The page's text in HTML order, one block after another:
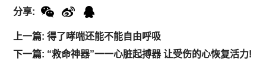
上一篇: 得了哮喘还能不能自由呼吸
下一篇: “救命神器”一一心脏起搏器 让受伤的心恢复活力!
分享: